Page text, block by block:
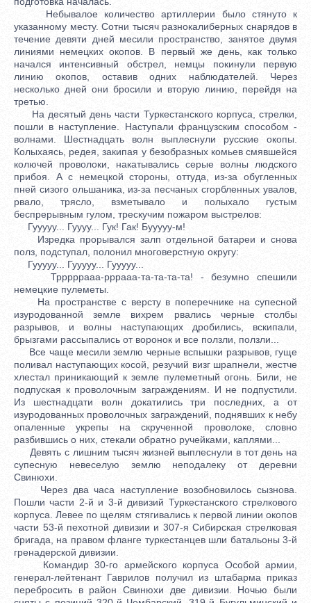
Небывалое количество артиллерии было стянуто к
указанному месту. Сотни тысяч разнокалиберных снарядов в
течение девяти дней месили пространство, занятое двумя
линиями немецких окопов. В первый же день, как только
начался интенсивный обстрел, немцы покинули первую
линию окопов, оставив одних наблюдателей. Через
несколько дней они бросили и вторую линию, перейдя на
третью.
На десятый день части Туркестанского корпуса, стрелки,
пошли в наступление. Наступали французским способом -
волнами. Шестнадцать волн выплеснули русские окопы.
Колыхаясь, редея, закипая у безобразных комьев смявшейся
колючей проволоки, накатывались серые волны людского
прибоя. А с немецкой стороны, оттуда, из-за обугленных
пней сизого ольшаника, из-за песчаных сгорбленных увалов,
рвало, трясло, взметывало и полыхало густым
беспрерывным гулом, трескучим пожаром выстрелов:
Гууууу... Гуууу... Гук! Гак! Бууууу-м!
Изредка прорывался залп отдельной батареи и снова
полз, подступал, полонил многоверстную округу:
Гууууу... Гууууу... Гууууу...
Трррррааа-рррааа-та-та-та-та! - безумно спешили
немецкие пулеметы.
На пространстве с версту в поперечнике на супесной
изуродованной земле вихрем рвались черные столбы
разрывов, и волны наступающих дробились, вскипали,
брызгами рассыпались от воронок и все ползли, ползли...
Все чаще месили землю черные вспышки разрывов, гуще
поливал наступающих косой, резучий визг шрапнели, жестче
хлестал приникающий к земле пулеметный огонь. Били, не
подпуская к проволочным заграждениям. И не подпустили.
Из шестнадцати волн докатились три последних, а от
изуродованных проволочных заграждений, поднявших к небу
опаленные укрепы на скрученной проволоке, словно
разбившись о них, стекали обратно ручейками, каплями...
Девять с лишним тысяч жизней выплеснули в тот день на
супесную невеселую землю неподалеку от деревни
Свинюхи.
Через два часа наступление возобновилось сызнова.
Пошли части 2-й и 3-й дивизий Туркестанского стрелкового
корпуса. Левее по щелям стягивались к первой линии окопов
части 53-й пехотной дивизии и 307-я Сибирская стрелковая
бригада, на правом фланге туркестанцев шли батальоны 3-й
гренадерской дивизии.
Командир 30-го армейского корпуса Особой армии,
генерал-лейтенант Гаврилов получил из штабарма приказ
перебросить в район Свинюхи две дивизии. Ночью были